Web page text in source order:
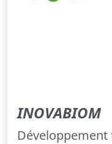
INOVABIOM